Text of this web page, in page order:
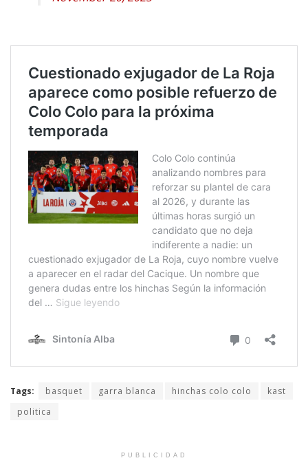
Tags: basquet garra blanca hinchas colo colo
kast
politica
PUBLICIDAD